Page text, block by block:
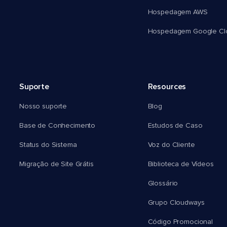
Hospedagem AWS
Hospedagem Google
Suporte
Nosso suporte
Base de Conhecimento
Status do Sistema
Migração de Site Grátis
Resources
Blog
Estudos de Caso
Voz do Cliente
Biblioteca de Vídeos
Glossário
Grupo Cloudways
Código Promocional